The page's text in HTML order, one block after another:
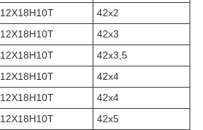
12Х18Н10Т
42х2
12Х18Н10Т
42х3
12Х18Н10Т
42х3,5
12Х18Н10Т
42х4
12Х18Н10Т
42х4
12Х18Н10Т
42х5